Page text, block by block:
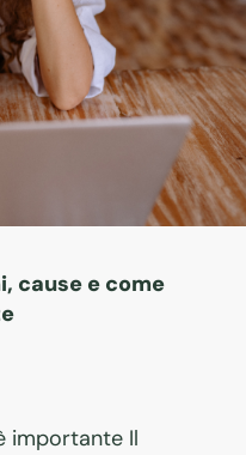
cause e come
importante Il